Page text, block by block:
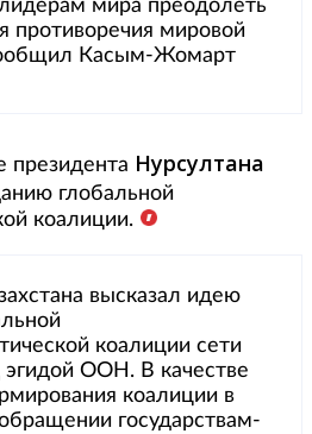
мира преодолеть
противоречия мировой
Касым-Жомарт
президента Нурсултана
глобальной
коалиции.
высказал идею
коалиции сети
эгидой ООН. В качестве
коалиции в
государствам-